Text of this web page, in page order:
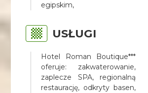
egipskim,
USŁUGI
Hotel Roman Boutique***
oferuje: zakwaterowanie,
zaplecze SPA, regionalną
restaurację, odkryty basen,